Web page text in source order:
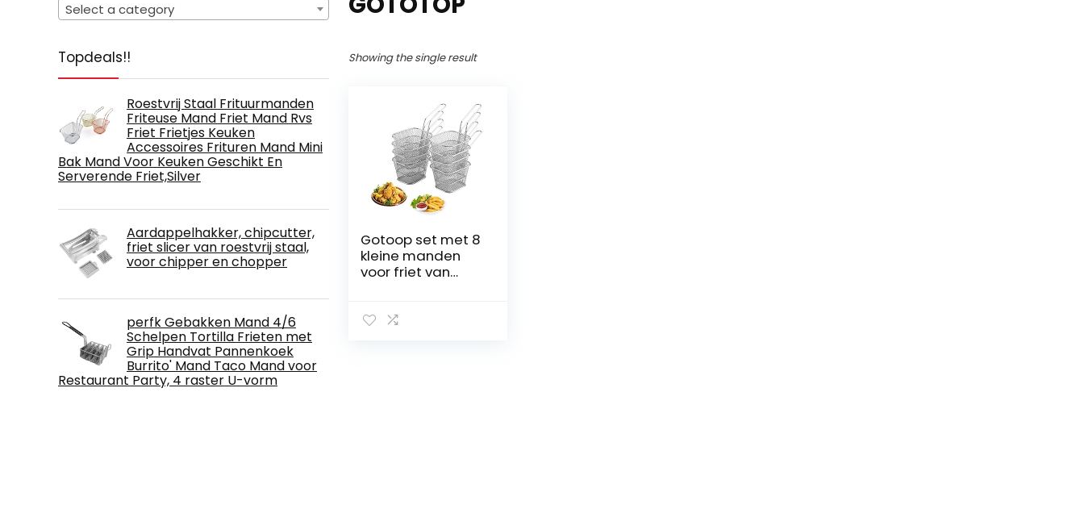
Select a category
Topdeals!!
Roestvrij Staal Frituurmanden
Friteuse Mand Friet Mand Rvs
Friet Frietjes Keuken
Accessoires Frituren Mand Mini
Bak Mand Voor Keuken Geschikt En
Serverende Friet,Silver
Aardappelhakker, chipcutter,
friet slicer van roestvrij staal,
voor chipper en chopper
perfk Gebakken Mand 4/6
Schelpen Tortilla Frieten met
Grip Handvat Pannenkoek
Burrito' Mand Taco Mand voor
Restaurant Party, 4 raster U-vorm
Showing the single result
Gotoop set met 8
kleine manden
voor friet van
commercieel